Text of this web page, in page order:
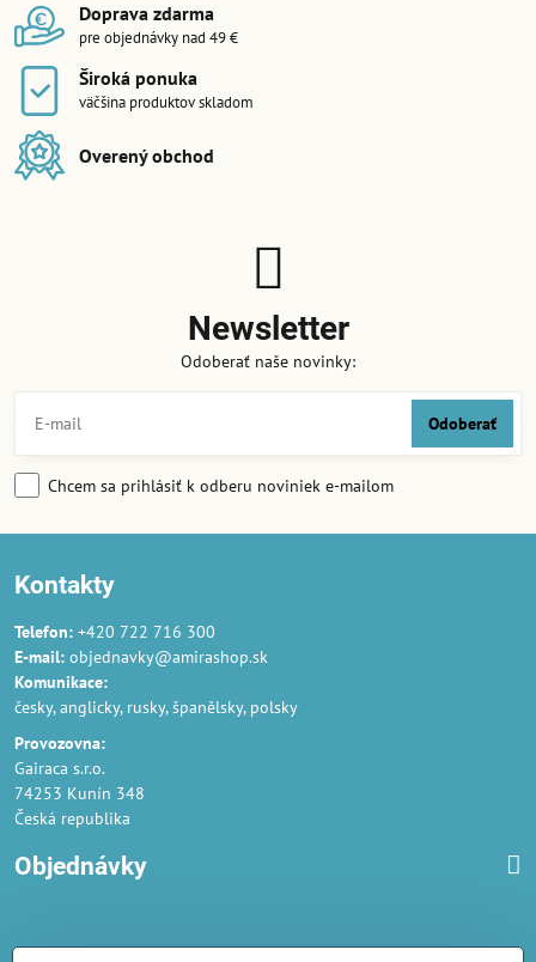
Doprava zdarma
pre objednávky nad 49 €
Široká ponuka
väčšina produktov skladom
Overený obchod
Newsletter
Odoberať naše novinky:
Odoberať
Chcem sa prihlásiť k odberu noviniek e-mailom
Kontakty
Telefon: +420 722 716 300
E-mail: objednavky@amirashop.sk
Komunikace:
česky, anglicky, rusky, španělsky, polsky
Provozovna:
Gairaca s.r.o.
74253 Kunín 348
Česká republika
Objednávky